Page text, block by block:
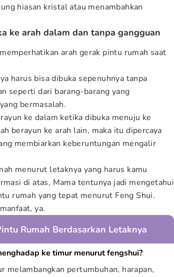
hiasan kristal atau menambahkan
ke arah dalam dan tanpa gangguan
arah gerak pintu rumah saat
harus bisa dibuka sepenuhnya tanpa
seperti dari barang-barang yang
bermasalah.
ke dalam ketika dibuka menuju ke
berayun ke arah lain, maka itu dipercaya
membiarkan keberuntungan mengalir
menurut letaknya yang harus kamu
di atas, Mama tentunya jadi mengetahui
rumah yang tepat menurut Feng Shui.
ya.
Rumah Berdasarkan Letaknya
ke timur menurut fengshui?
melambangkan pertumbuhan, harapan,